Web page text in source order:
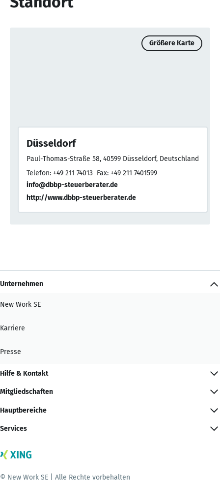
Größere Karte
Düsseldorf
Paul-Thomas-Straße 58, 40599 Düsseldorf, Deutschland
Telefon: +49 211 74013 Fax: +49 211 7401599
info@dbbp-steuerberater.de
http://www.dbbp-steuerberater.de
Unternehmen
New Work SE
Karriere
Presse
Hilfe & Kontakt
Mitgliedschaften
Hauptbereiche
Services
© New Work SE | Alle Rechte vorbehalten